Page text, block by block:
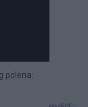
polena: